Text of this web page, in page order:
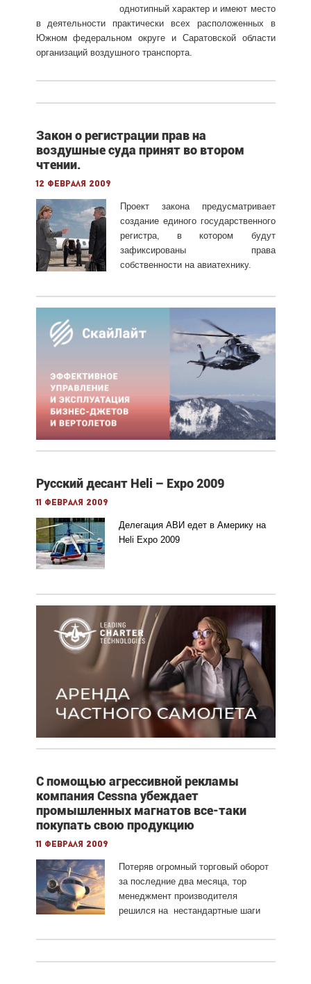
однотипный характер и имеют место
в деятельности практически всех расположенных в
Южном федеральном округе и Саратовской области
организаций воздушного транспорта.
Закон о регистрации прав на
воздушные суда принят во втором
чтении.
12 февраля 2009
Проект закона предусматривает
создание единого государственного
регистра, в котором будут
зафиксированы права
собственности на авиатехнику.
Русский десант Heli – Expo 2009
11 февраля 2009
Делегация АВИ едет в Америку на
Heli Expo 2009
С помощью агрессивной рекламы
компания Cessna убеждает
промышленных магнатов все-таки
покупать свою продукцию
11 февраля 2009
Потеряв огромный торговый оборот
за последние два месяца, тор
менеджмент производителя
решился на нестандартные шаги